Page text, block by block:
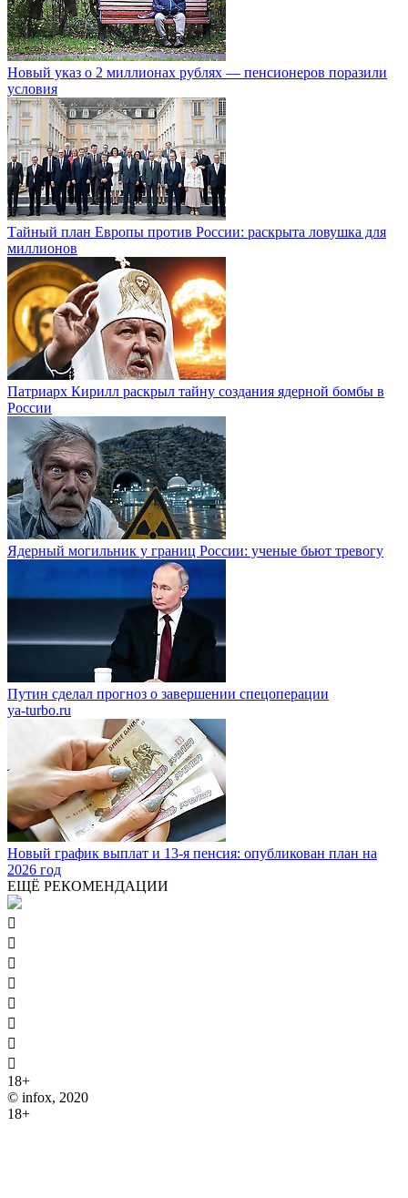
Новый указ о 2 миллионах рублях — пенсионеров поразили
условия
Тайный план Европы против России: раскрыта ловушка для
миллионов
Патриарх Кирилл раскрыл тайну создания ядерной бомбы в
России
Ядерный могильник у границ России: ученые бьют тревогу
Путин сделал прогноз о завершении спецоперации
ya-turbo.ru
Новый график выплат и 13-я пенсия: опубликован план на
2026 год
ЕЩЁ РЕКОМЕНДАЦИИ








18+
© infox, 2020
18+